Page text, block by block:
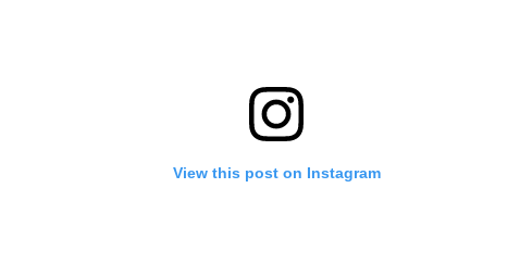
View this post on Instagram